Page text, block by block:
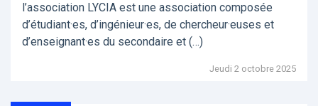
l’association LYCIA est une association composée
d’étudiant·es, d’ingénieur·es, de chercheur·euses et
d’enseignant·es du secondaire et (…)
Jeudi 2 octobre 2025